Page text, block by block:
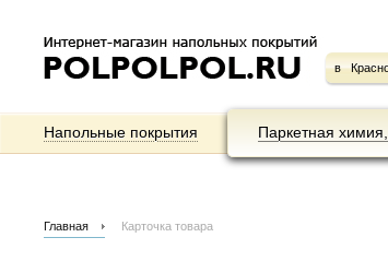
в
Напольные покрытия Паркетная
Главная Карточка товара